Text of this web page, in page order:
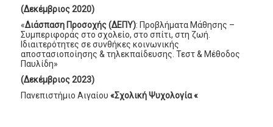
(Δεκέμβριος 2020)
«Διάσπαση Προσοχής (ΔΕΠΥ): Προβλήματα Μάθησης –
Συμπεριφοράς στο σχολείο, στο σπίτι, στη ζωή.
Ιδιαιτερότητες σε συνθήκες κοινωνικής
αποστασιοποίησης & τηλεκπαίδευσης. Τεστ & Μέθοδος
Παυλίδη»
(Δεκέμβριος 2023)
Πανεπιστήμιο Αιγαίου «Σχολική Ψυχολογία «